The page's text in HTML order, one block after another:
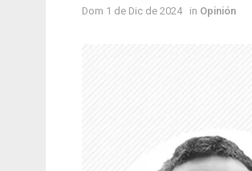
Dom 1 de Dic de 2024 in Opinión